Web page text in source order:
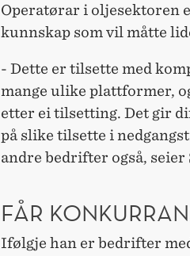
Operatørar i oljesektoren
kunnskap som vil måtte
- Dette er tilsette med
mange ulike plattformer,
etter ei tilsetting. Det gir
på slike tilsette i
andre bedrifter også,
FÅR
Ifølgje han er bedrifter